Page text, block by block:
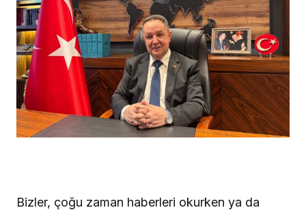
Bizler, çoğu zaman haberleri okurken ya da